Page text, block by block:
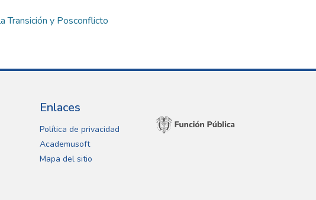
Transición y Posconflicto
Enlaces
Política de privacidad
Academusoft
Mapa del sitio